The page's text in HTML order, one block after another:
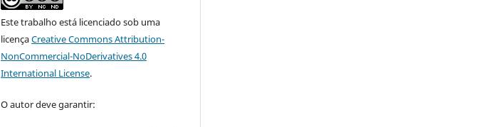
Este trabalho está licenciado sob uma
licençaCreative Commons Attribution-
NonCommercial-NoDerivatives 4.0
International License.
O autor deve garantir: